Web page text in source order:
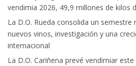
vendimia 2026, 49,9 millones de kilos
La D.O. Rueda consolida un
nuevos vinos, investigación y una
internacional
La D.O. Cariñena prevé vendimiar